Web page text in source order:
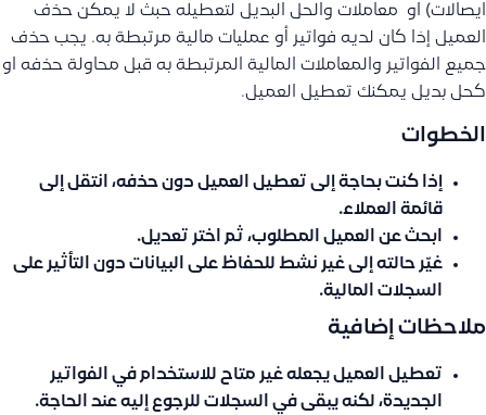
ايصالات) او معاملات والحل البديل لتعطيله حبث لا يمكن حذف
العميل إذا كان لديه فواتير أو عمليات مالية مرتبطة به. يجب حذف
جميع الفواتير والمعاملات المالية المرتبطة به قبل محاولة حذفه او
كحل بديل يمكنك تعطيل العميل.
الخطوات
إذا كنت بحاجة إلى تعطيل العميل دون حذفه، انتقل إلى
قائمة العملاء.
ابحث عن العميل المطلوب، ثم اختر تعديل.
غيّر حالته إلى غير نشط للحفاظ على البيانات دون التأثير على
السجلات المالية.
ملاحظات إضافية
تعطيل العميل يجعله غير متاح للاستخدام في الفواتير
الجديدة، لكنه يبقى في السجلات للرجوع إليه عند الحاجة.